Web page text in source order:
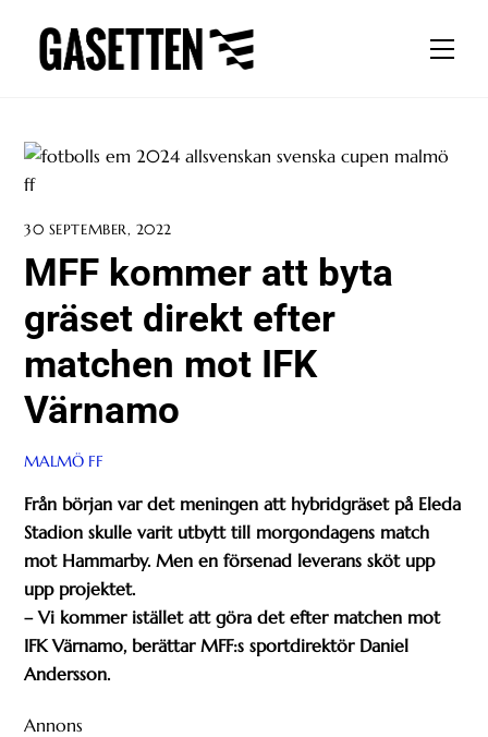
content
30 SEPTEMBER, 2022
MFF kommer att byta
gräset direkt efter
matchen mot IFK
Värnamo
MALMÖ FF
Från början var det meningen att hybridgräset på Eleda
Stadion skulle varit utbytt till morgondagens match
mot Hammarby. Men en försenad leverans sköt upp
upp projektet.
– Vi kommer istället att göra det efter matchen mot
IFK Värnamo, berättar MFF:s sportdirektör Daniel
Andersson.
Annons